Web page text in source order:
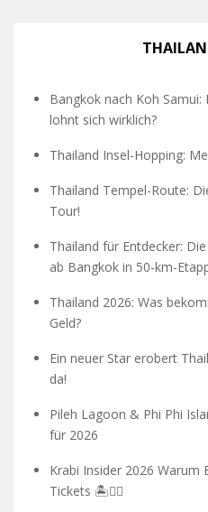
Bangkok nach Koh Samui:
lohnt sich wirklich?
Thailand Insel-Hopping:
Thailand Tempel-Route:
Tour!
Thailand für Entdecker:
ab Bangkok in 50-km-
Thailand 2026: Was
Geld?
Ein neuer Star erobert
da!
Pileh Lagoon & Phi Phi
für 2026
Krabi Insider 2026 Warum
Tickets 🏝️🧗‍♂️